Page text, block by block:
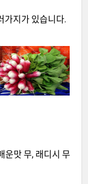
가지가 있습니다.
운맛 무, 래디시 무